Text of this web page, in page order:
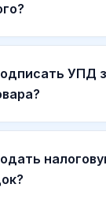
УПД